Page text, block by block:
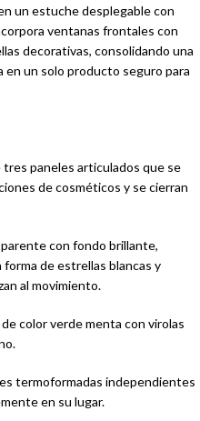
un estuche desplegable con
ventanas frontales con
decorativas, consolidando una
en un solo producto seguro para
paneles articulados que se
de cosméticos y se cierran
con fondo brillante,
de estrellas blancas y
al movimiento.
color verde menta con virolas
termoformadas independientes
en su lugar.